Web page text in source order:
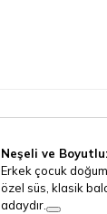
Neşeli ve
Erkek çocuk
özel süs, klasik
adaydır.